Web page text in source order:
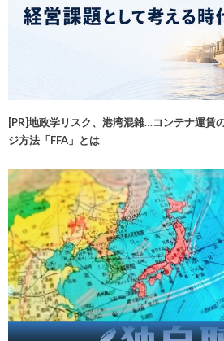
[PR]地政学リスク、港湾混雑…コンテナ運賃
ジ方法「FFA」とは